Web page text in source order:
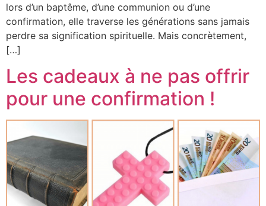
lors d’un baptême, d’une communion ou d’une
confirmation, elle traverse les générations sans jamais
perdre sa signification spirituelle. Mais concrètement,
[…]
Les cadeaux à ne pas offrir
pour une confirmation !